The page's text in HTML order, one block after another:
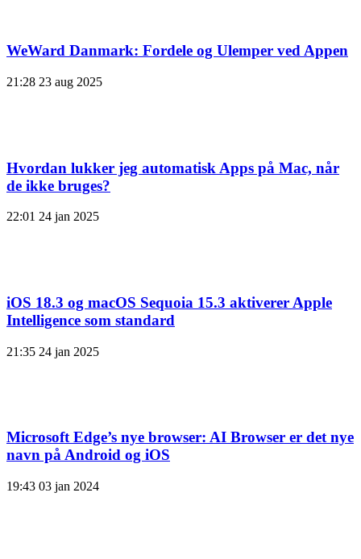
WeWard Danmark: Fordele og Ulemper ved Appen
21:28 23 aug 2025
Hvordan lukker jeg automatisk Apps på Mac, når
de ikke bruges?
22:01 24 jan 2025
iOS 18.3 og macOS Sequoia 15.3 aktiverer Apple
Intelligence som standard
21:35 24 jan 2025
Microsoft Edge’s nye browser: AI Browser er det nye
navn på Android og iOS
19:43 03 jan 2024